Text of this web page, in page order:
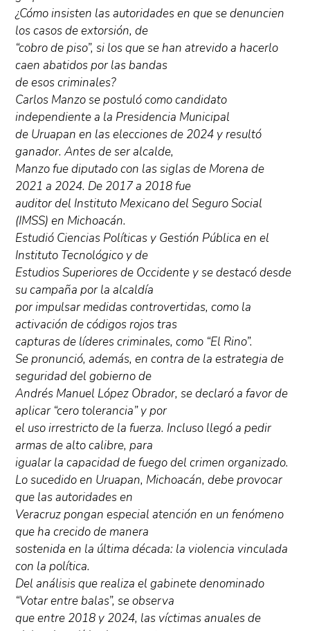
¿Cómo insisten las autoridades en que se denuncien
los casos de extorsión, de
“cobro de piso”, si los que se han atrevido a hacerlo
caen abatidos por las bandas
de esos criminales?
Carlos Manzo se postuló como candidato
independiente a la Presidencia Municipal
de Uruapan en las elecciones de 2024 y resultó
ganador. Antes de ser alcalde,
Manzo fue diputado con las siglas de Morena de
2021 a 2024. De 2017 a 2018 fue
auditor del Instituto Mexicano del Seguro Social
(IMSS) en Michoacán.
Estudió Ciencias Políticas y Gestión Pública en el
Instituto Tecnológico y de
Estudios Superiores de Occidente y se destacó desde
su campaña por la alcaldía
por impulsar medidas controvertidas, como la
activación de códigos rojos tras
capturas de líderes criminales, como “El Rino”.
Se pronunció, además, en contra de la estrategia de
seguridad del gobierno de
Andrés Manuel López Obrador, se declaró a favor de
aplicar “cero tolerancia” y por
el uso irrestricto de la fuerza. Incluso llegó a pedir
armas de alto calibre, para
igualar la capacidad de fuego del crimen organizado.
Lo sucedido en Uruapan, Michoacán, debe provocar
que las autoridades en
Veracruz pongan especial atención en un fenómeno
que ha crecido de manera
sostenida en la última década: la violencia vinculada
con la política.
Del análisis que realiza el gabinete denominado
“Votar entre balas”, se observa
que entre 2018 y 2024, las víctimas anuales de